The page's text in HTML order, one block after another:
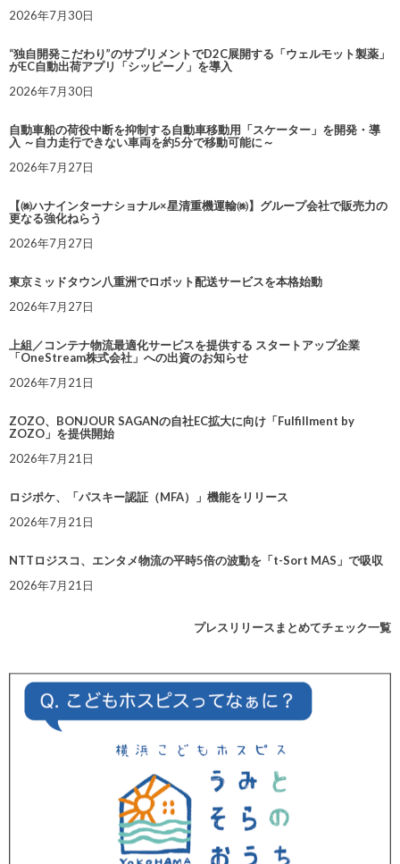
2026年7月30日
“独自開発こだわり”のサプリメントでD2C展開する「ウェルモット製薬」
がEC自動出荷アプリ「シッピーノ」を導入
2026年7月30日
自動車船の荷役中断を抑制する自動車移動用「スケーター」を開発・導
入 ～自力走行できない車両を約5分で移動可能に～
2026年7月27日
【㈱ハナインターナショナル×星清重機運輸㈱】グループ会社で販売力の
更なる強化ねらう
2026年7月27日
東京ミッドタウン八重洲でロボット配送サービスを本格始動
2026年7月27日
上組／コンテナ物流最適化サービスを提供する スタートアップ企業
「OneStream株式会社」への出資のお知らせ
2026年7月21日
ZOZO、BONJOUR SAGANの自社EC拡大に向け「Fulfillment by
ZOZO」を提供開始
2026年7月21日
ロジポケ、「パスキー認証（MFA）」機能をリリース
2026年7月21日
NTTロジスコ、エンタメ物流の平時5倍の波動を「t-Sort MAS」で吸収
2026年7月21日
プレスリリースまとめてチェック一覧